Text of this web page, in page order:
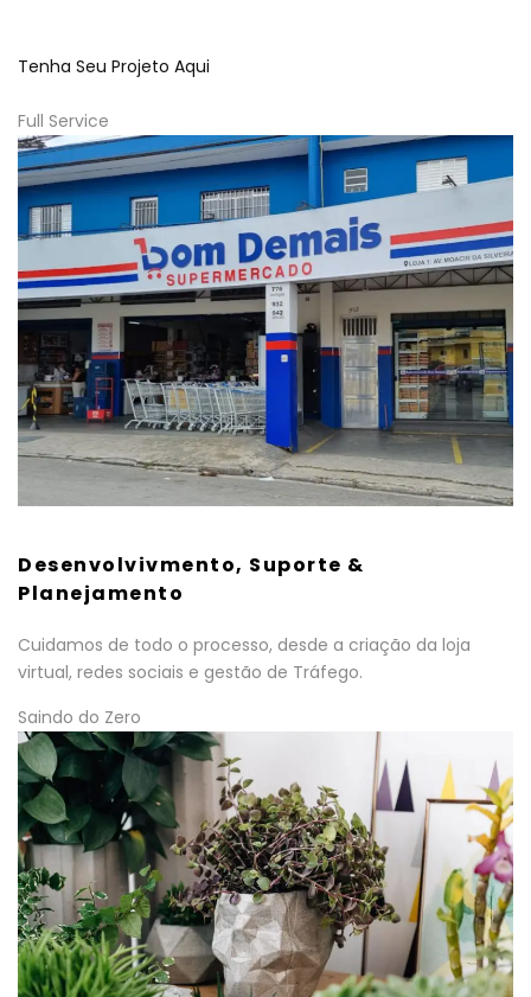
Tenha Seu Projeto Aqui
Full Service
Desenvolvivmento, Suporte &
Planejamento
Cuidamos de todo o processo, desde a criação da loja
virtual, redes sociais e gestão de Tráfego.
Saindo do Zero